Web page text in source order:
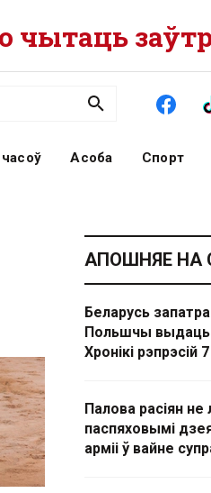
чытаць
Асоба Спорт
АПОШНЯЕ НА
Беларусь
Польшчы выдаць
Хронікі рэпрэсій
Палова расіян не
паспяховымі
арміі ў вайне